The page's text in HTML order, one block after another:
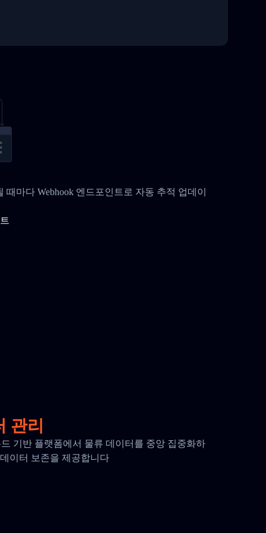
때마다 Webhook 엔드포인트로 자동 추적 업데이
관리
기반 플랫폼에서 물류 데이터를 중앙 집중화하
이터 보존을 제공합니다